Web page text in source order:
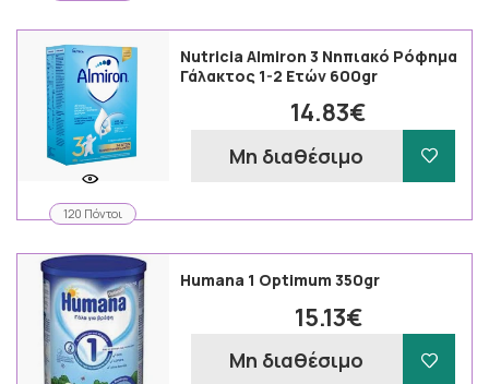
120 Πόντοι
Nutricia Almiron 3 Νηπιακό Ρόφημα
Γάλακτος 1-2 Ετών 600gr
14.83€
Μη διαθέσιμο
Humana 1 Optimum 350gr
15.13€
Μη διαθέσιμο